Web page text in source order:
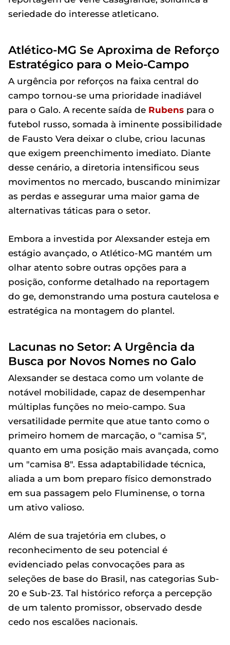
seriedade do interesse atleticano.
Atlético-MG Se Aproxima de Reforço
Estratégico para o Meio-Campo
A urgência por reforços na faixa central do
campo tornou-se uma prioridade inadiável
para o Galo. A recente saída de Rubens para o
futebol russo, somada à iminente possibilidade
de Fausto Vera deixar o clube, criou lacunas
que exigem preenchimento imediato. Diante
desse cenário, a diretoria intensificou seus
movimentos no mercado, buscando minimizar
as perdas e assegurar uma maior gama de
alternativas táticas para o setor.
Embora a investida por Alexsander esteja em
estágio avançado, o Atlético-MG mantém um
olhar atento sobre outras opções para a
posição, conforme detalhado na reportagem
do ge, demonstrando uma postura cautelosa e
estratégica na montagem do plantel.
Lacunas no Setor: A Urgência da
Busca por Novos Nomes no Galo
Alexsander se destaca como um volante de
notável mobilidade, capaz de desempenhar
múltiplas funções no meio-campo. Sua
versatilidade permite que atue tanto como o
primeiro homem de marcação, o "camisa 5",
quanto em uma posição mais avançada, como
um "camisa 8". Essa adaptabilidade técnica,
aliada a um bom preparo físico demonstrado
em sua passagem pelo Fluminense, o torna
um ativo valioso.
Além de sua trajetória em clubes, o
reconhecimento de seu potencial é
evidenciado pelas convocações para as
seleções de base do Brasil, nas categorias Sub-
20 e Sub-23. Tal histórico reforça a percepção
de um talento promissor, observado desde
cedo nos escalões nacionais.